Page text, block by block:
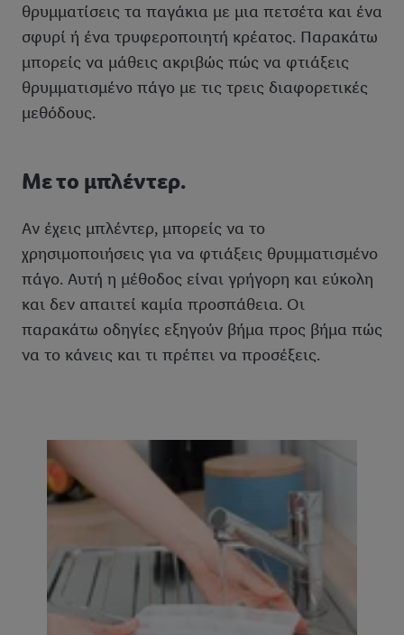
θρυμματίσεις τα παγάκια με μια πετσέτα και ένα
σφυρί ή ένα τρυφεροποιητή κρέατος. Παρακάτω
μπορείς να μάθεις ακριβώς πώς να φτιάξεις
θρυμματισμένο πάγο με τις τρεις διαφορετικές
μεθόδους.
Με το μπλέντερ.
Αν έχεις μπλέντερ, μπορείς να το
χρησιμοποιήσεις για να φτιάξεις θρυμματισμένο
πάγο. Αυτή η μέθοδος είναι γρήγορη και εύκολη
και δεν απαιτεί καμία προσπάθεια. Οι
παρακάτω οδηγίες εξηγούν βήμα προς βήμα πώς
να το κάνεις και τι πρέπει να προσέξεις.